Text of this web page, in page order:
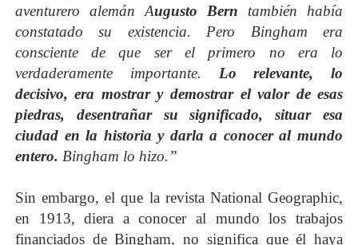
aventurero alemán Augusto Bern también había
constatado su existencia. Pero Bingham era
consciente de que ser el primero no era lo
verdaderamente importante. Lo relevante, lo
decisivo, era mostrar y demostrar el valor de esas
piedras, desentrañar su significado, situar esa
ciudad en la historia y darla a conocer al mundo
entero. Bingham lo hizo.”
Sin embargo, el que la revista National Geographic,
en 1913, diera a conocer al mundo los trabajos
financiados de Bingham, no significa que él haya